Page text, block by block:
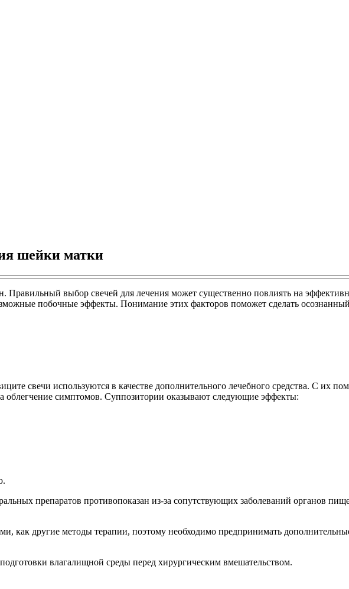
шейки матки
выбор свечей для лечения может существенно повлиять на
побочные эффекты. Понимание этих факторов поможет сделать
свечи используются в качестве дополнительного лечебного средства. С их
облегчение симптомов. Суппозитории оказывают следующие эффекты:
препаратов противопоказан из-за сопутствующих заболеваний органов
как другие методы терапии, поэтому необходимо предпринимать
влагалищной среды перед хирургическим вмешательством.